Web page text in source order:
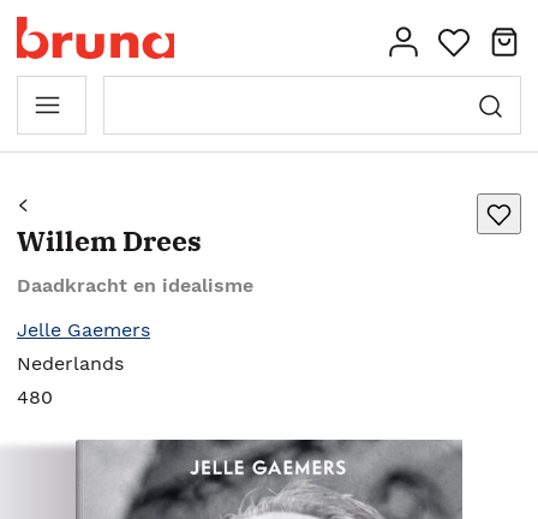
Willem Drees
Daadkracht en idealisme
Jelle Gaemers
Nederlands
480